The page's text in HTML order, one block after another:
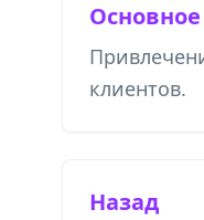
клиентов.
Назад